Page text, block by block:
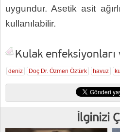
uygundur. Asetik asit
kullanılabilir.
Kulak
deniz Doç Dr. Özmen Öztürk havuz
İlginizi